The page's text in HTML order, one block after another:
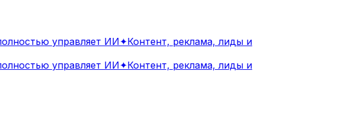
управляет ИИ✦Контент, реклама, лиды и
управляет ИИ✦Контент, реклама, лиды и